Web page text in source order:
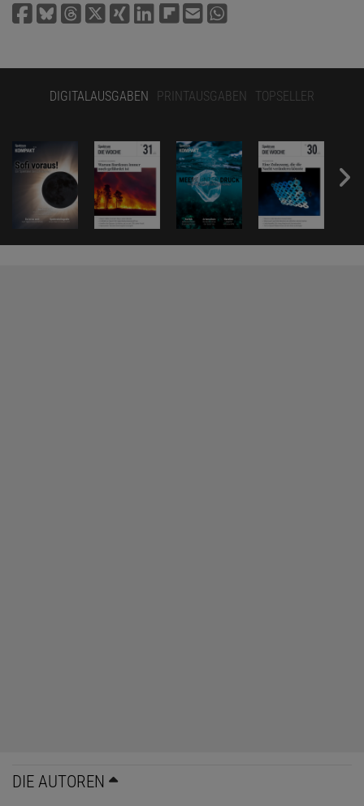
DIGITALAUSGABEN PRINTAUSGABEN TOPSELLER
DIE AUTOREN